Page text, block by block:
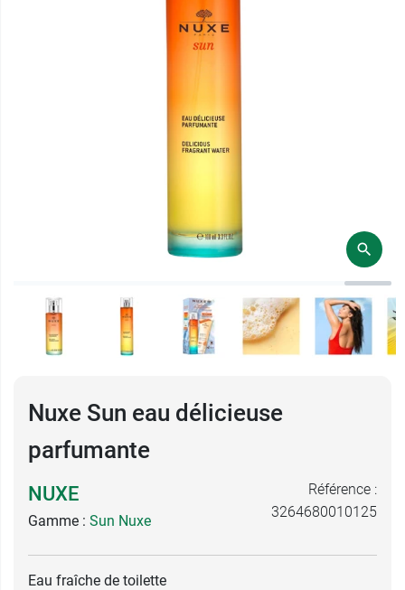
Nuxe Sun eau délicieuse
parfumante
NUXE
Gamme : Sun Nuxe
Référence :
3264680010125
Eau fraîche de toilette